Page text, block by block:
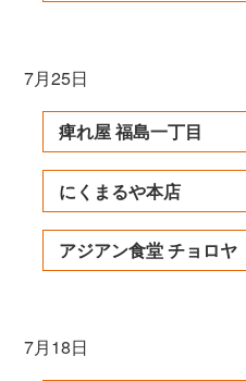
7月25日
痺れ屋 福島一丁目
にくまるや本店
アジアン食堂 チョロヤ
7月18日